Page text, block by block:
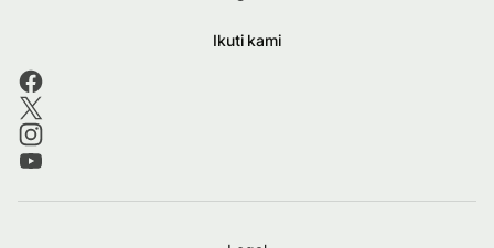
Ikuti kami